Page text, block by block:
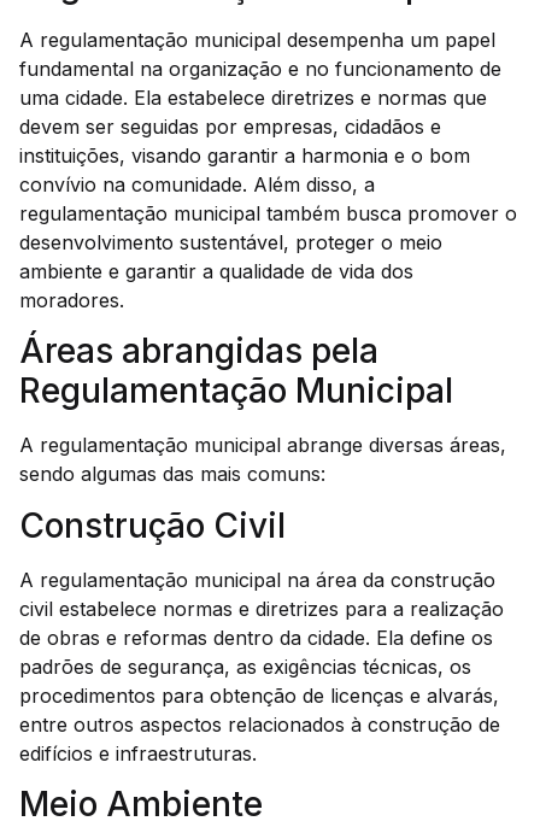
A regulamentação municipal desempenha um papel
fundamental na organização e no funcionamento de
uma cidade. Ela estabelece diretrizes e normas que
devem ser seguidas por empresas, cidadãos e
instituições, visando garantir a harmonia e o bom
convívio na comunidade. Além disso, a
regulamentação municipal também busca promover o
desenvolvimento sustentável, proteger o meio
ambiente e garantir a qualidade de vida dos
moradores.
Áreas abrangidas pela
Regulamentação Municipal
A regulamentação municipal abrange diversas áreas,
sendo algumas das mais comuns:
Construção Civil
A regulamentação municipal na área da construção
civil estabelece normas e diretrizes para a realização
de obras e reformas dentro da cidade. Ela define os
padrões de segurança, as exigências técnicas, os
procedimentos para obtenção de licenças e alvarás,
entre outros aspectos relacionados à construção de
edifícios e infraestruturas.
Meio Ambiente